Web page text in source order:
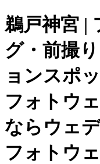
鵜戸神宮 |
グ・前撮
ョンスポ
フォトウ
ならウェ
フォトウ